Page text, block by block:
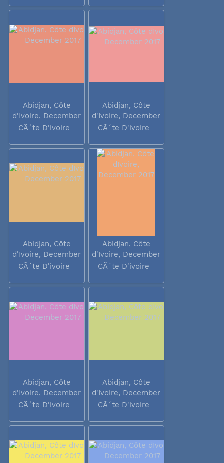
Abidjan, Côte
d'Ivoire, December
2017
CÃ´te D'ivoire
Abidjan, Côte
d'Ivoire, December
2017
CÃ´te D'ivoire
Abidjan, Côte
d'Ivoire, December
2017
CÃ´te D'ivoire
Abidjan, Côte
d'Ivoire, December
2017
CÃ´te D'ivoire
Abidjan, Côte
d'Ivoire, December
2017
CÃ´te D'ivoire
Abidjan, Côte
d'Ivoire, December
2017
CÃ´te D'ivoire